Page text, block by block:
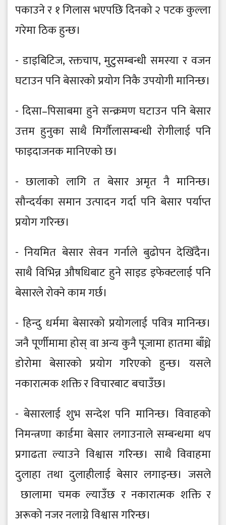
पकाउने र १ गिलास भएपछि दिनको २ पटक कुल्ला
गरेमा ठिक हुन्छ।
- डाइबिटिज, रक्तचाप, मुटुसम्बन्धी समस्या र वजन
घटाउन पनि बेसारको प्रयोग निकै उपयोगी मानिन्छ।
- दिसा–पिसाबमा हुने सन्क्रमण घटाउन पनि बेसार
उत्तम हुनुका साथै मिर्गौलासम्बन्धी रोगीलाई पनि
फाइदाजनक मानिएको छ।
- छालाको लागि त बेसार अमृत नै मानिन्छ।
सौन्दर्यका समान उत्पादन गर्दा पनि बेसार पर्याप्त
प्रयोग गरिन्छ।
- नियमित बेसार सेवन गर्नाले बुढोपन देखिँदैन।
साथै विभिन्न औषधिबाट हुने साइड इफेक्टलाई पनि
बेसारले रोक्ने काम गर्छ।
- हिन्दु धर्ममा बेसारको प्रयोगलाई पवित्र मानिन्छ।
जनै पूर्णीमामा होस् वा अन्य कुनै पूजामा हातमा बाँध्ने
डोरोमा बेसारको प्रयोग गरिएको हुन्छ। यसले
नकारात्मक शक्ति र विचारबाट बचाउँछ।
- बेसारलाई शुभ सन्देश पनि मानिन्छ। विवाहको
निमन्त्रणा कार्डमा बेसार लगाउनाले सम्बन्धमा थप
प्रगाढता ल्याउने विश्वास गरिन्छ। साथै विवाहमा
दुलाहा तथा दुलाहीलाई बेसार लगाइन्छ। जसले
छालामा चमक ल्याउँछ र नकारात्मक शक्ति र
अरूको नजर नलाग्ने विश्वास गरिन्छ।